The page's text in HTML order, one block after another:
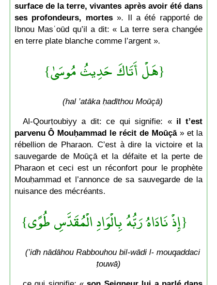
surface de la terre, vivantes après avoir été dans
ses profondeurs, mortes». Il a été rapporté de
Ibnou Masʿoūd qu’il a dit: « La terre sera changée
en terre plate blanche comme l’argent ».
{هَلْ أَتَاكَ حَدِيثُ مُوسَىٰ}
(hal ’atāka ḥadīthou Moūçā)
Al-Qourṭoubiyy a dit: ce qui signifie: « il t’est
parvenu Ô Mouḥammad le récit de Moūçā» et la
rébellion de Pharaon. C’est à dire la victoire et la
sauvegarde de Moūçā et la défaite et la perte de
Pharaon et ceci est un réconfort pour le prophète
Mouḥammad et l’annonce de sa sauvegarde de la
nuisance des mécréants.
{إِذْ نَادَاهُ رَبُّهُ بِالْوَادِ الْمُقَدَّسِ طُوًى}
(’idh nādāhou Rabbouhou bil-wādi l- mouqaddaci
ṭouwā)